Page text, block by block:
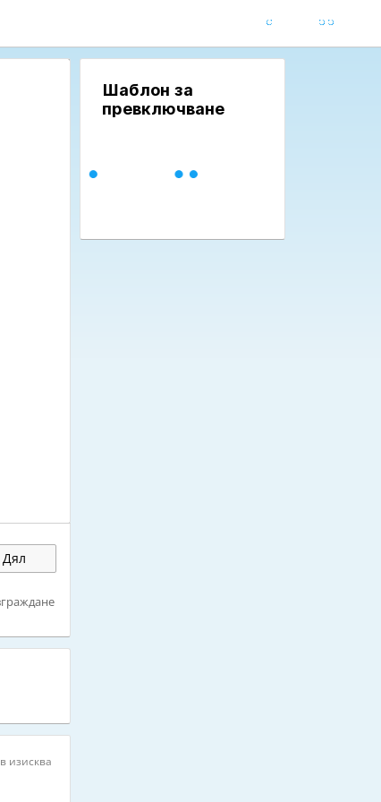
Дял
изисква
Шаблон за
превключване